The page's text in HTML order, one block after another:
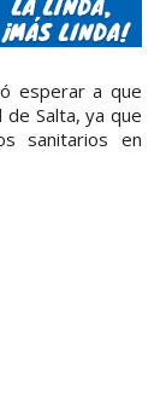
esperar a que
de Salta, ya que
sanitarios en